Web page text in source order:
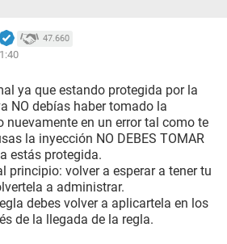
suceda como al principio llenarme
o esperarme otros meses para que
o que hago??? que me
47.660
ya que estando protegida por la
NO debías haber tomado la
nuevamente en un error tal como te
la inyección NO DEBES TOMAR
estás protegida.
principio: volver a esperar a tener tu
a administrar.
debes volver a aplicartela en los
de la llegada de la regla.